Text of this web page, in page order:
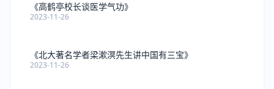
《高鹤亭校长谈医学气功》
2023-11-26
《北大著名学者梁漱溟先生讲中国有三宝》
2023-11-26